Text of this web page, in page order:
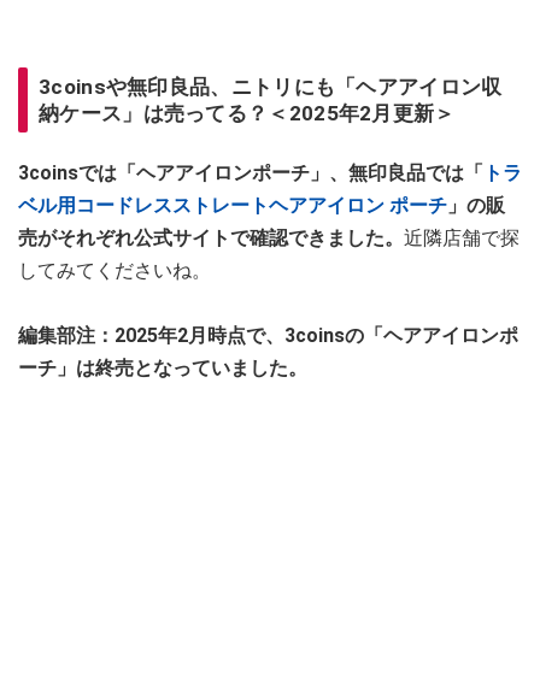
3coinsや無印良品、ニトリにも「ヘアアイロン収
納ケース」は売ってる？＜2025年2月更新＞
3coinsでは「ヘアアイロンポーチ 」、無印良品では「 トラ
ベル用コードレスストレートヘアアイロン ポーチ 」の販
売がそれぞれ公式サイトで確認できました。 近隣店舗で探
してみてくださいね。
編集部注：2025年2月時点で、3coinsの「ヘアアイロンポ
ーチ」は終売となっていました。